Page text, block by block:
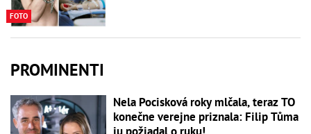
FOTO
PROMINENTI
Nela Pocisková roky mlčala, teraz TO
konečne verejne priznala: Filip Tůma